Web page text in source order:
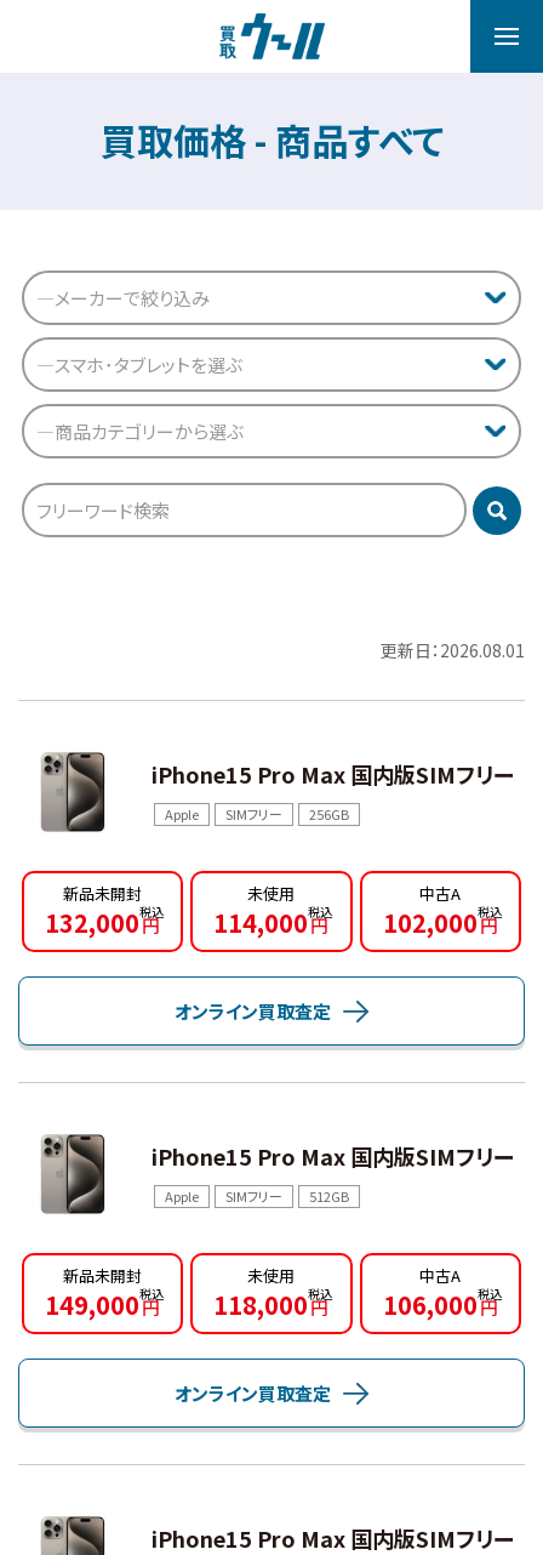
買取価格 - 商品すべて
更新日：2026.08.01
iPhone15 Pro Max 国内版SIMフリー
Apple SIMフリー 256GB
新品未開封
132,000円
未使用
114,000円
中古A
102,000円
オンライン買取査定
iPhone15 Pro Max 国内版SIMフリー
Apple SIMフリー 512GB
新品未開封
149,000円
未使用
118,000円
中古A
106,000円
オンライン買取査定
iPhone15 Pro Max 国内版SIMフリー